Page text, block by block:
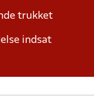
trukket
indsat